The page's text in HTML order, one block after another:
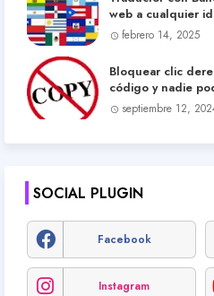
web a cualquier
febrero 14, 2025
Bloquear clic
código y nadie
septiembre 12,
SOCIAL PLUGIN
Facebook
Instagram